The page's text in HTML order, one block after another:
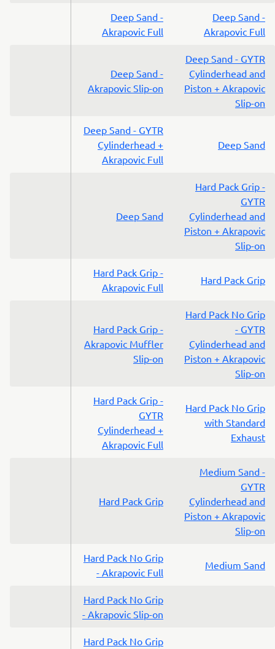
Deep Sand -
Akrapovic Full
Deep Sand -
Akrapovic Full
Deep Sand -
Akrapovic Slip-on
Deep Sand - GYTR
Cylinderhead and
Piston + Akrapovic
Slip-on
Deep Sand - GYTR
Cylinderhead +
Akrapovic Full
Deep Sand
Deep Sand
Hard Pack Grip -
GYTR
Cylinderhead and
Piston + Akrapovic
Slip-on
Hard Pack Grip -
Akrapovic Full
Hard Pack Grip
Hard Pack Grip -
Akrapovic Muffler
Slip-on
Hard Pack No Grip
- GYTR
Cylinderhead and
Piston + Akrapovic
Slip-on
Hard Pack Grip -
GYTR
Cylinderhead +
Akrapovic Full
Hard Pack No Grip
with Standard
Exhaust
Hard Pack Grip
Medium Sand -
GYTR
Cylinderhead and
Piston + Akrapovic
Slip-on
Hard Pack No Grip
- Akrapovic Full
Medium Sand
Hard Pack No Grip
- Akrapovic Slip-on
Hard Pack No Grip